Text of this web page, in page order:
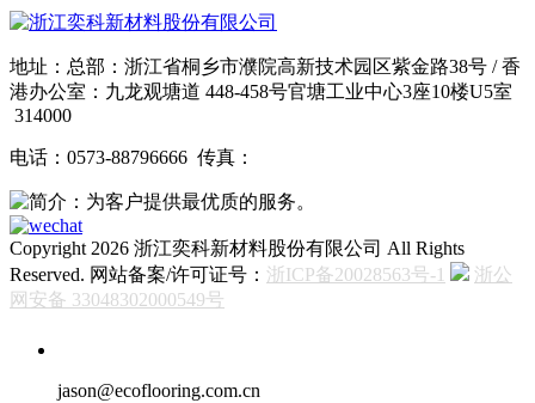
地址：总部：浙江省桐乡市濮院高新技术园区紫金路38号 / 香
港办公室：九龙观塘道 448-458号官塘工业中心3座10楼U5室
314000
电话：0573-88796666 传真：
Copyright 2026 浙江奕科新材料股份有限公司 All Rights
Reserved. 网站备案/许可证号： 浙ICP备20028563号-1
浙公
网安备 33048302000549号
jason@ecoflooring.com.cn